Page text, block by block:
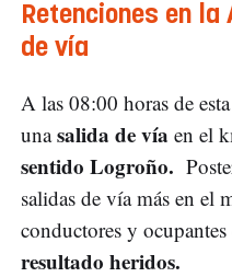
Retenciones en la
de vía
A las 08:00 horas de
unasalida de vía en el
sentido Logroño.
salidas de vía más en el
conductores y
resultado heridos.